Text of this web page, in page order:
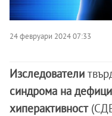
24 февруари 2024 07:33
Изследователи
синдрома на
хиперактивност